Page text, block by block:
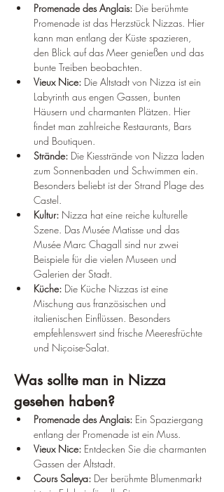
Promenade des Anglais: Die berühmte
Promenade ist das Herzstück Nizzas. Hier
kann man entlang der Küste spazieren,
den Blick auf das Meer genießen und das
bunte Treiben beobachten.
Vieux Nice: Die Altstadt von Nizza ist ein
Labyrinth aus engen Gassen, bunten
Häusern und charmanten Plätzen. Hier
findet man zahlreiche Restaurants, Bars
und Boutiquen.
Strände: Die Kiesstrände von Nizza laden
zum Sonnenbaden und Schwimmen ein.
Besonders beliebt ist der Strand Plage des
Castel.
Kultur: Nizza hat eine reiche kulturelle
Szene. Das Musée Matisse und das
Musée Marc Chagall sind nur zwei
Beispiele für die vielen Museen und
Galerien der Stadt.
Küche: Die Küche Nizzas ist eine
Mischung aus französischen und
italienischen Einflüssen. Besonders
empfehlenswert sind frische Meeresfrüchte
und Niçoise-Salat.
Was sollte man in Nizza
gesehen haben?
Promenade des Anglais: Ein Spaziergang
entlang der Promenade ist ein Muss.
Vieux Nice: Entdecken Sie die charmanten
Gassen der Altstadt.
Cours Saleya: Der berühmte Blumenmarkt